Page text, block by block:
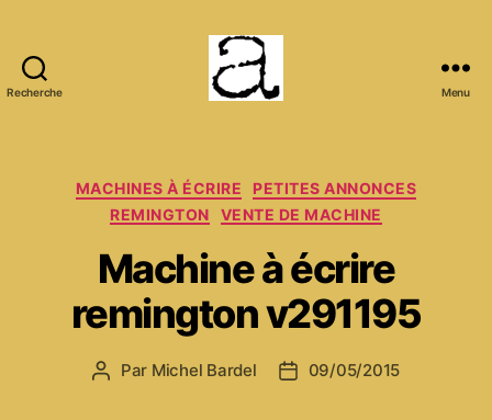
Recherche Menu
Catégories
MACHINES À ÉCRIRE
PETITES ANNONCES
REMINGTON
VENTE DE MACHINE
Machine à écrire
remington v291195
Auteur
Par Michel Bardel
Date09/05/2015